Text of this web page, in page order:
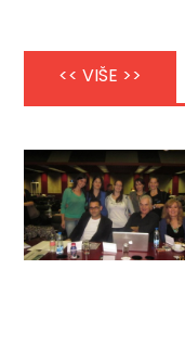
<< VIŠE >>